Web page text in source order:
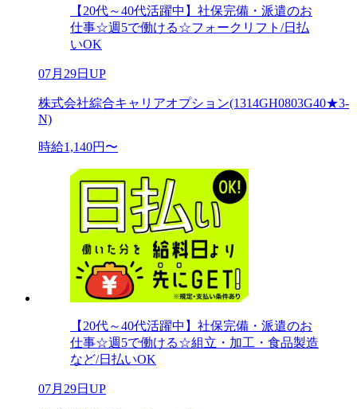
【20代～40代活躍中】社保完備・派遣のお
仕事☆週5で働ける☆フォークリフト/日払
いOK
07月29日UP
株式会社綜合キャリアオプション(1314GH0803G40★3-
N)
時給1,140円〜
【20代～40代活躍中】社保完備・派遣のお
仕事☆週5で働ける☆組立・加工・食品製造
など/日払いOK
07月29日UP